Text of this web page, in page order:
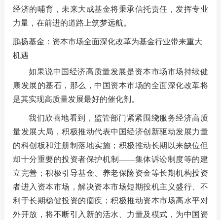
经济的哺育，未来大成基金将秉承信托责任，发挥专业
力量，在前进的道路上筑梦远航。
鹏扬基金：资本市场全面深化改革为基金行业带来重大
机遇
如果说中国经济高质量发展是资本市场市场持续健
康发展的基石，那么，中国资本市场的全面深化改革将
是其实现高质量发展最好的催化剂。
我们欣喜地看到，监管部门紧紧围绕服务经济高质
量发展大局，积极推动代表中国经济创新驱动发展力量
的科创板和注册制落地实施；积极推动长期以来缺位但
却十分重要的投资者保护机制——集体诉讼制度等的建
立完善；积极引导基金、养老保险资金等长期机构投资
者进入资本市场，解决资本市场短期投机主义盛行、不
利于长期稳健投资的痼疾；积极推动资本市场高水平对
外开放，将不断引入新的活水、力量及模式，为中国资